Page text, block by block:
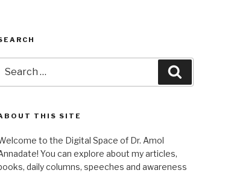
for:
THIS SITE
to the Digital Space of Dr. Amol
You can explore about my articles,
daily columns, speeches and awareness